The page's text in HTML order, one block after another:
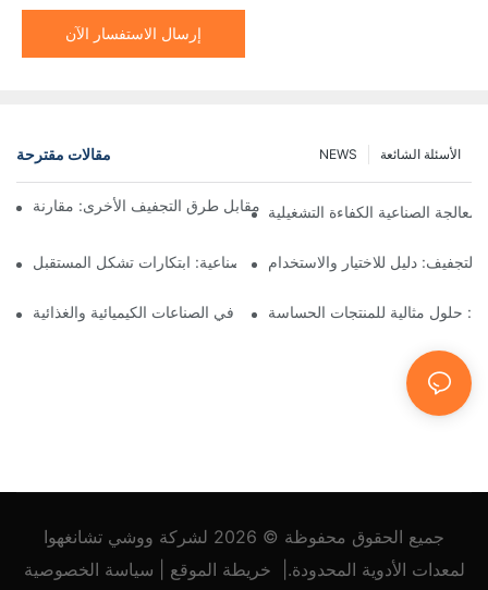
إرسال الاستفسار الآن
مقالات مقترحة الأسئلة الشائعة NEWS
نوتش المرشحة ذات المحرك مقابل طرق التجفيف الأخرى: مقارنة
الصناعية الكفاءة التشغيلية
معدات العمليات الصناعية: ابتكارات تشكل المستقبل
دليل للاختيار والاستخدام
مرشحات نوتشه للضغط: تطبيقات في الصناعات الكيميائية والغذائية
حلول مثالية للمنتجات الحساسة
جميع الحقوق محفوظة © 2026
لشركة ووشي تشانغهوا
لمعدات الأدوية المحدودة.
خريطة الموقع سياسة الخصوصية